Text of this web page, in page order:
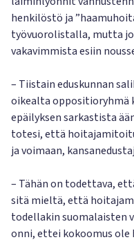
henkilöstö ja
työvuorolistalla, mutta
vakavimmista esiin
– Tiistain eduskunnan
oikealta oppositioryhmä
epäilyksen sarkastista
totesi, että
ja voimaan,
– Tähän on todettava,
sitä mieltä, että
todellakin suomalaisten
onni, ettei kokoomus